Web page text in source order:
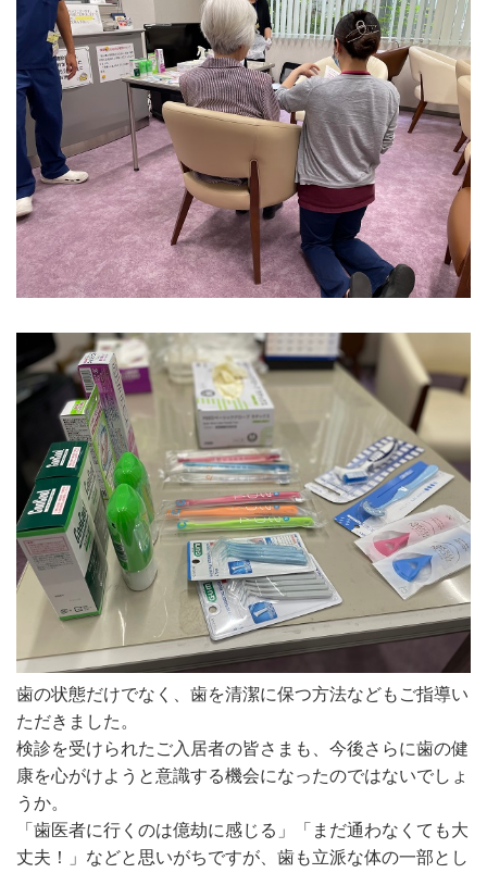
歯の状態だけでなく、歯を清潔に保つ方法などもご指導い
ただきました。
検診を受けられたご入居者の皆さまも、今後さらに歯の健
康を心がけようと意識する機会になったのではないでしょ
うか。
「歯医者に行くのは億劫に感じる」「まだ通わなくても大
丈夫！」などと思いがちですが、歯も立派な体の一部とし